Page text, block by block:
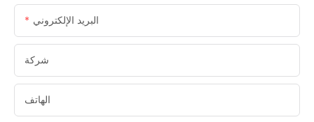
البريد الإلكتروني
شركة
الهاتف